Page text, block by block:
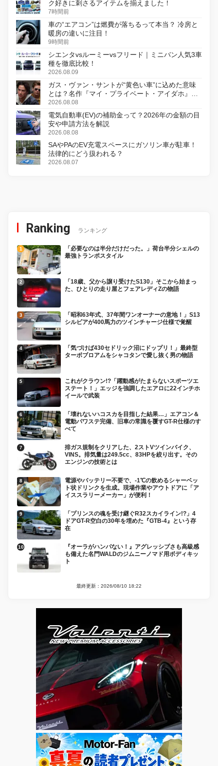
ク好きに刺さるアイテムを揃えました！
7時間前
車の“エアコン”は燃費が落ちるって本当？ 冷房と
暖房の違いに注目！
9時間前
シエンタvsルーミーvsフリード｜ミニバン人気3車
種を徹底比較！
2026.08.09
ガス・ヴァン・サントが“黄色い車”に込めた意味
とは？名作『マイ・プライベート・アイダホ』が
初のデジタルリマスター版で復活
2026.08.08
電気自動車(EV)の補助金って？2026年の金額の目
安や申請方法を解説
2026.08.08
SAやPAのEV充電スペースにガソリン車が駐車！
法律的にどう扱われる？
2026.08.07
Ranking ランキング
「必要なのは半分だけだった。」荷台半分シェルの
最強トランポスタイル
「18歳、父から譲り受けたS130」そこから始まっ
た、ひとりの走り屋とフェアレディZの物語
「昭和63年式、37年間ワンオーナーの意地！」S13
シルビアが400馬力のツインチャージ仕様で覚醒
「気づけば430セドリック沼にドップリ！」最終型
ターボブロアムをシャコタンで愛し抜く男の物語
これがクラウン!?「躍動感がたまらないスポーツエ
ステート！」エッジを強調したエアロに22インチホ
イールで武装
「壊れないハコスカを目指した結果…」エアコン＆
電動パワステ完備、旧車の常識を覆すGT-R仕様のす
べて
排ガス規制をクリアした、2ストVツインバイク、
VINS。排気量は249.5cc、83HPを絞り出す。その
エンジンの技術とは
電源やバッテリー不要で、-1℃の飲めるシャーベッ
ト状ドリンクを生成。現場作業やアウトドアに「ア
イススラリーメーカー」が便利！
「プリンスの魂を受け継ぐR32スカイライン!?」4
ドアGT-R空白の30年を埋めた『GTB-4』という存
在
『オーラがハンパない！』アグレッシブさも高級感
も備えた名門WALDのジムニーノマド用ボディキッ
ト
最終更新：2026/08/10 18:22